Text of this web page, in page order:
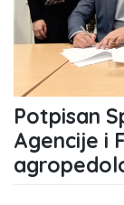
Potpisan
Agencije i